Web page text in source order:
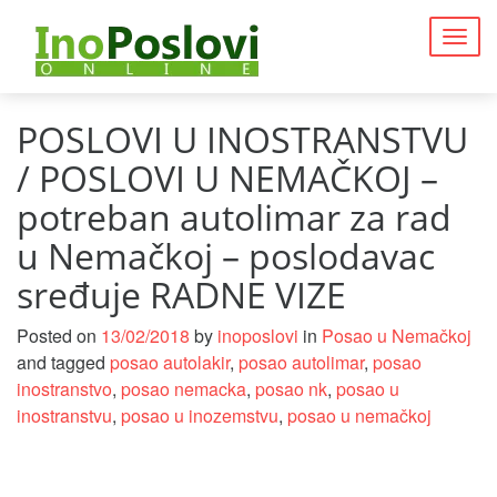
POSLOVI U INOSTRANSTVU
/ POSLOVI U NEMAČKOJ –
potreban autolimar za rad
u Nemačkoj – poslodavac
sređuje RADNE VIZE
Posted on 13/02/2018 by inoposlovi in Posao u Nemačkoj
and tagged posao autolakir, posao autolimar, posao
inostranstvo, posao nemacka, posao nk, posao u
inostranstvu, posao u inozemstvu, posao u nemačkoj